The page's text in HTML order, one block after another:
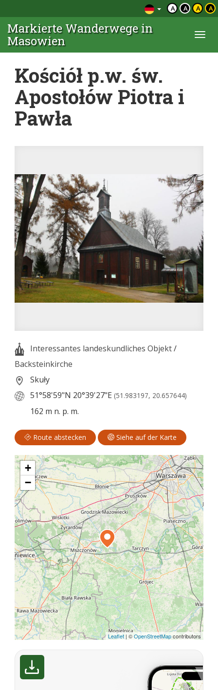
A A A A
Markierte Wanderwege in
Masowien
Kościół p.w. św.
Apostołów Piotra i
Pawła
Interessantes landeskundliches Objekt/
Backsteinkirche
Skuły
51°58'59"N 20°39'27"E (51.983197, 20.657644)
162 m n. p. m.
Route abstecken Siehe auf der Karte
+
−
Leaflet | ©OpenStreetMapcontributors